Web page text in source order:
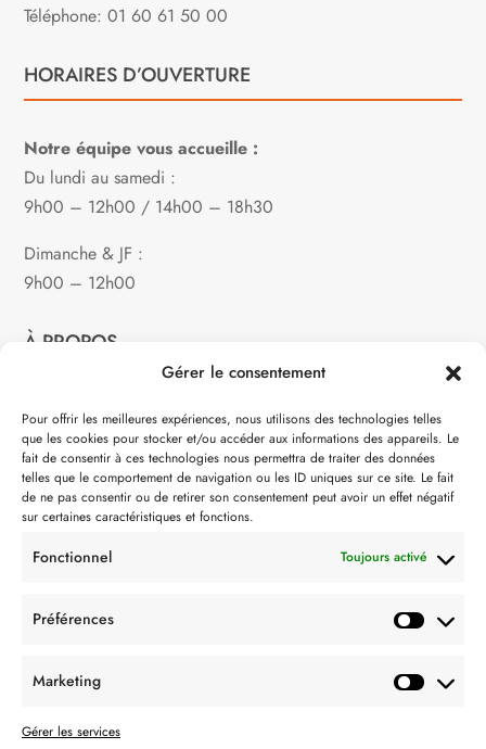
Gérer le consentement
Pour offrir les meilleures expériences, nous utilisons des technologies telles
que les cookies pour stocker et/ou accéder aux informations des appareils. Le
fait de consentir à ces technologies nous permettra de traiter des données
telles que le comportement de navigation ou les ID uniques sur ce site. Le fait
de ne pas consentir ou de retirer son consentement peut avoir un effet négatif
sur certaines caractéristiques et fonctions.
Fonctionnel Toujours activé
Préférences
Marketing
Gérer les services
Téléphone: 01 60 61 50 00
HORAIRES D’OUVERTURE
Notre équipe vous accueille :
Du lundi au samedi :
9h00 – 12h00 / 14h00 – 18h30
Dimanche & JF :
9h00 – 12h00
À PROPOS
Notre philosophie
Contact
Partenaire de: